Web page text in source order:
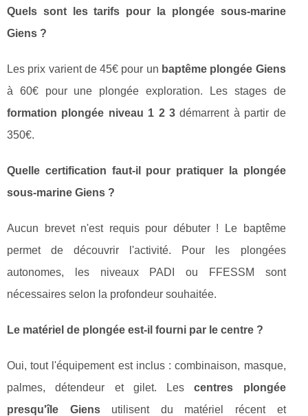
Quels sont les tarifs pour la plongée sous-marine
Giens ?
Les prix varient de 45€ pour un baptême plongée Giens
à 60€ pour une plongée exploration. Les stages de
formation plongée niveau 1 2 3 démarrent à partir de
350€.
Quelle certification faut-il pour pratiquer la plongée
sous-marine Giens ?
Aucun brevet n'est requis pour débuter ! Le baptême
permet de découvrir l'activité. Pour les plongées
autonomes, les niveaux PADI ou FFESSM sont
nécessaires selon la profondeur souhaitée.
Le matériel de plongée est-il fourni par le centre ?
Oui, tout l'équipement est inclus : combinaison, masque,
palmes, détendeur et gilet. Lescentres plongée
presqu'île Giensutilisent du matériel récent et